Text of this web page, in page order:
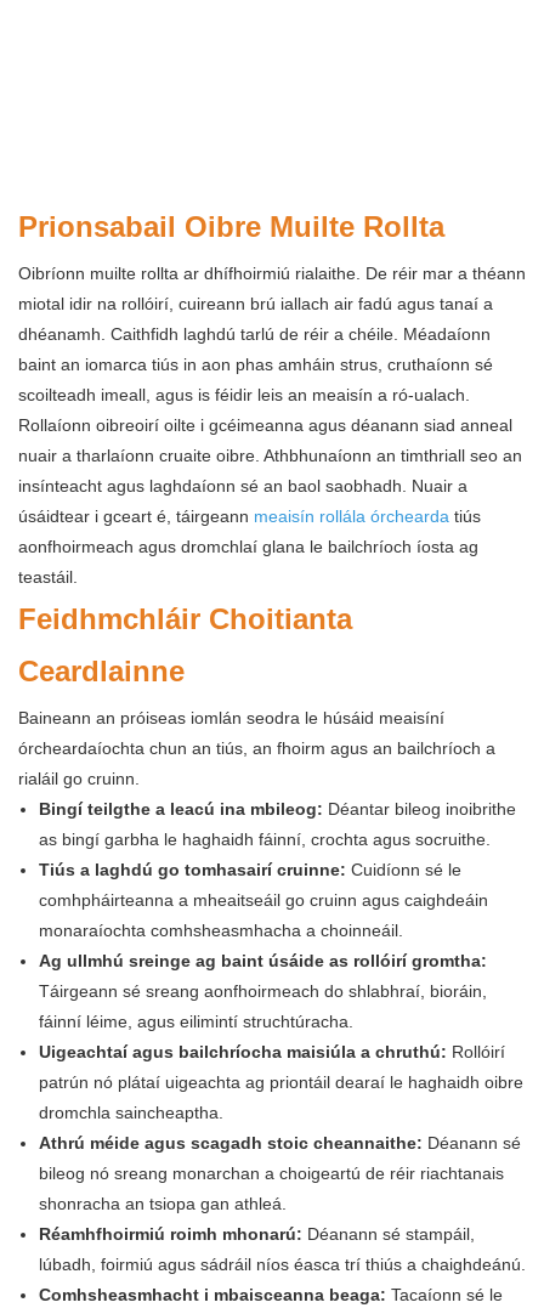
Prionsabail Oibre Muilte Rollta
Oibríonn muilte rollta ar dhífhoirmiú rialaithe. De réir mar a théann
miotal idir na rollóirí, cuireann brú iallach air fadú agus tanaí a
dhéanamh. Caithfidh laghdú tarlú de réir a chéile. Méadaíonn
baint an iomarca tiús in aon phas amháin strus, cruthaíonn sé
scoilteadh imeall, agus is féidir leis an meaisín a ró-ualach.
Rollaíonn oibreoirí oilte i gcéimeanna agus déanann siad anneal
nuair a tharlaíonn cruaite oibre. Athbhunaíonn an timthriall seo an
insínteacht agus laghdaíonn sé an baol saobhadh. Nuair a
úsáidtear i gceart é, táirgeann meaisín rollála órchearda tiús
aonfhoirmeach agus dromchlaí glana le bailchríoch íosta ag
teastáil.
Feidhmchláir Choitianta
Ceardlainne
Baineann an próiseas iomlán seodra le húsáid meaisíní
órcheardaíochta chun an tiús, an fhoirm agus an bailchríoch a
rialáil go cruinn.
Bingí teilgthe a leacú ina mbileog: Déantar bileog inoibrithe
as bingí garbha le haghaidh fáinní, crochta agus socruithe.
Tiús a laghdú go tomhasairí cruinne: Cuidíonn sé le
comhpháirteanna a mheaitseáil go cruinn agus caighdeáin
monaraíochta comhsheasmhacha a choinneáil.
Ag ullmhú sreinge ag baint úsáide as rollóirí gromtha:
Táirgeann sé sreang aonfhoirmeach do shlabhraí, bioráin,
fáinní léime, agus eilimintí struchtúracha.
Uigeachtaí agus bailchríocha maisiúla a chruthú: Rollóirí
patrún nó plátaí uigeachta ag priontáil dearaí le haghaidh oibre
dromchla saincheaptha.
Athrú méide agus scagadh stoic cheannaithe: Déanann sé
bileog nó sreang monarchan a choigeartú de réir riachtanais
shonracha an tsiopa gan athleá.
Réamhfhoirmiú roimh mhonarú: Déanann sé stampáil,
lúbadh, foirmiú agus sádráil níos éasca trí thiús a chaighdeánú.
Comhsheasmhacht i mbaisceanna beaga: Tacaíonn sé le